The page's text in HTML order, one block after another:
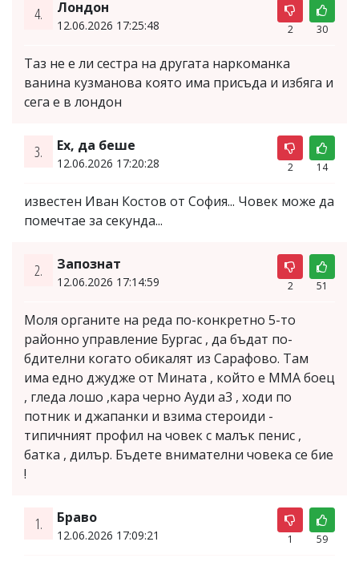
4. Лондон
12.06.2026 17:25:48 2 30
Таз не е ли сестра на другата наркоманка
ванина кузманова която има присъда и избяга и
сега е в лондон
3. Ех, да беше
12.06.2026 17:20:28 2 14
известен Иван Костов от София... Човек може да
помечтае за секунда...
2. Запознат
12.06.2026 17:14:59 2 51
Моля органите на реда по-конкретно 5-то
районно управление Бургас , да бъдат по-
бдителни когато обикалят из Сарафово. Там
има едно джудже от Мината , който е ММА боец
, гледа лошо ,кара черно Ауди а3 , ходи по
потник и джапанки и взима стероиди -
типичният профил на човек с малък пенис ,
батка , дилър. Бъдете внимателни човека се бие
!
1. Браво
12.06.2026 17:09:21 1 59